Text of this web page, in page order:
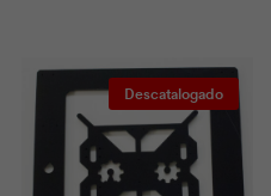
Descatalogado